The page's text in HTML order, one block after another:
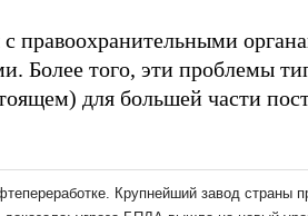
правоохранительными
Более того, эти проблемы
для большей части